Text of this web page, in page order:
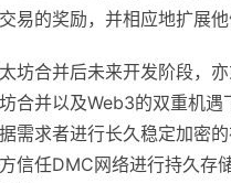
易的奖励，并相应地扩展他
坊合并后未来开发阶段，
合并以及Web3的双重机
需求者进行长久稳定加密
信任DMC网络进行持久存